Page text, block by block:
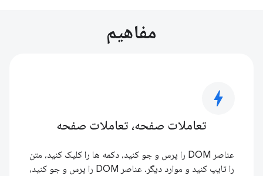
مفاهیم
bolt
تعاملات صفحه، تعاملات صفحه
عناصر DOM را پرس و جو کنید، دکمه ها را کلیک کنید، متن
را تایپ کنید و موارد دیگر. عناصر DOM را پرس و جو کنید،